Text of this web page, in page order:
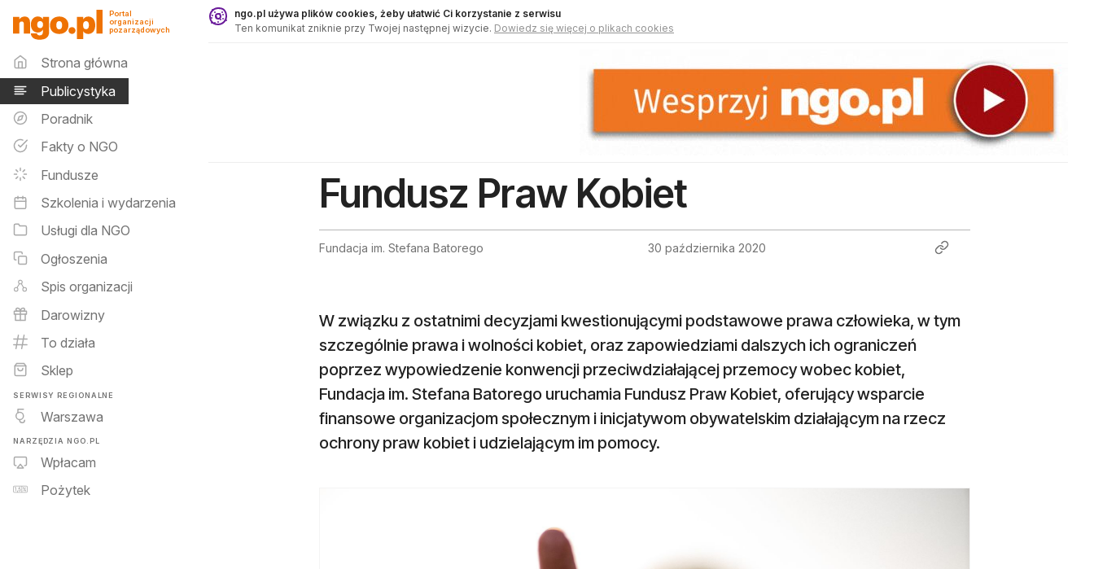
Publicystyka - ngo.pl
Portal
organizacji
pozarządowych
Menu główne
Strona główna
Publicystyka
Poradnik
Fakty o NGO
Fundusze
Szkolenia i wydarzenia
Usługi dla NGO
Ogłoszenia
Spis organizacji
Darowizny
To działa
Sklep
SERWISY REGIONALNE
Warszawa
NARZĘDZIA NGO.PL
Wpłacam
Pożytek
ngo.pl używa plików cookies, żeby ułatwić Ci korzystanie z serwisu
Ten komunikat zniknie przy Twojej następnej wizycie. Dowiedz się więcej o plikach cookies
Fundusz Praw Kobiet
Fundacja im. Stefana Batorego 30 października 2020
W związku z ostatnimi decyzjami kwestionującymi podstawowe prawa człowieka, w tym
szczególnie prawa i wolności kobiet, oraz zapowiedziami dalszych ich ograniczeń
poprzez wypowiedzenie konwencji przeciwdziałającej przemocy wobec kobiet,
Fundacja im. Stefana Batorego uruchamia Fundusz Praw Kobiet, oferujący wsparcie
finansowe organizacjom społecznym i inicjatywom obywatelskim działającym na rzecz
ochrony praw kobiet i udzielającym im pomocy.